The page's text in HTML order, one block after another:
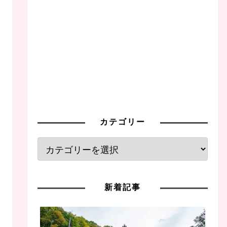
カテゴリー
新着記事